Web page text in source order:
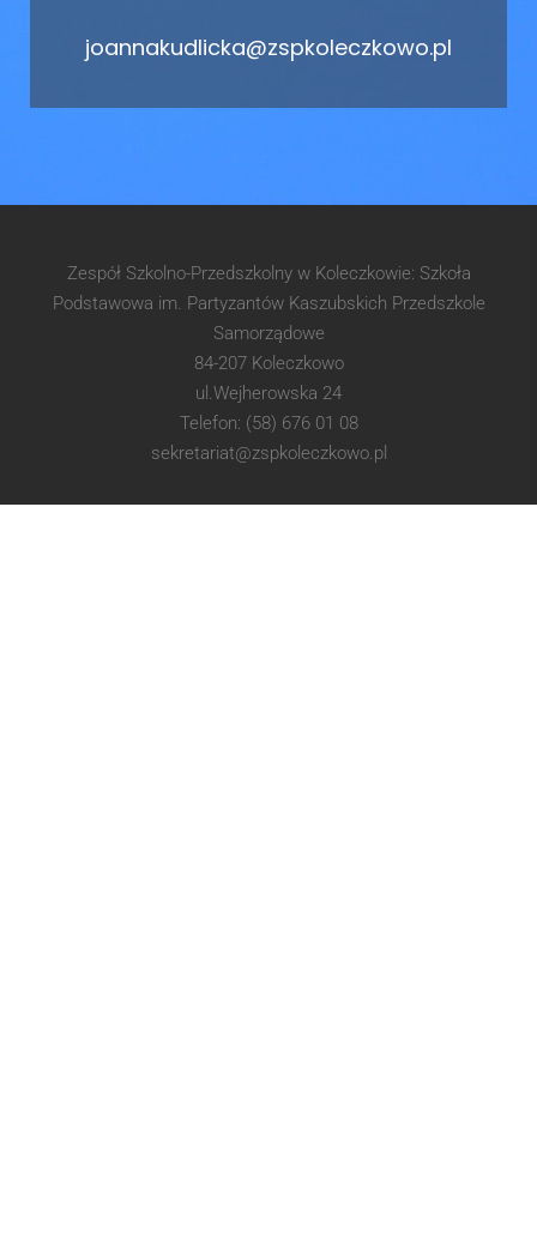
joannakudlicka@zspkoleczkowo.pl
Zespół Szkolno-Przedszkolny w Koleczkowie: Szkoła
Podstawowa im. Partyzantów Kaszubskich Przedszkole
Samorządowe
84-207 Koleczkowo
ul.Wejherowska 24
Telefon: (58) 676 01 08
sekretariat@zspkoleczkowo.pl